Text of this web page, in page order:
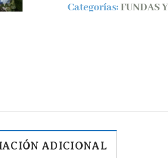
Categorías:FUNDAS
ADICIONAL